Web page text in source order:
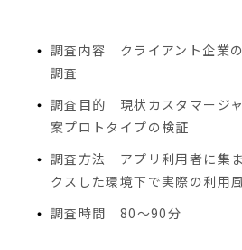
調査内容 クライアント企業
調査
調査目的 現状カスタマージ
案プロトタイプの検証
調査方法 アプリ利用者に集
クスした環境下で実際の利用
調査時間 80～90分